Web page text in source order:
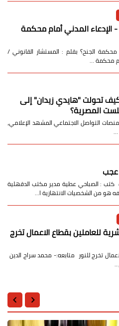
الإدعاء المدني أمام محكمة
الجنح؟ بقلم : المستشار القانوني /
محكمة …
كيف تحولت "هايدي زيدان" إلى
المصرية؟
التواصل الاجتماعي المشهد الإعلامي،
…
: الصباحي عطية مدير مكتب الدقهلية
من الشخصيات الانتهازية ا…
للعاملين بقطاع الاعمال تخرج
تخرج للنور متابعه:- محمد سراج الدين